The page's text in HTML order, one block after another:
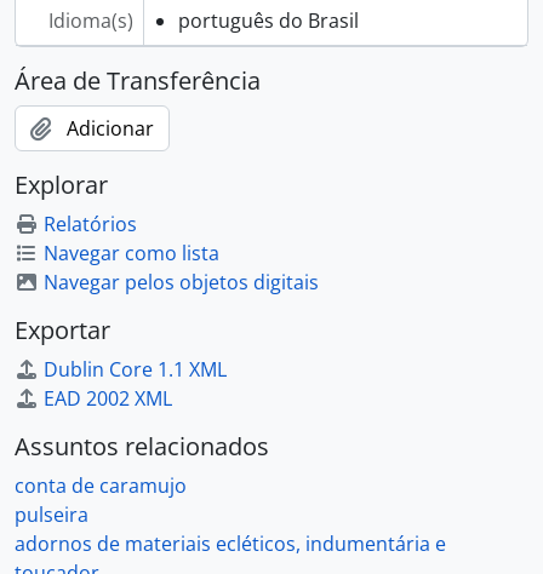
Idioma(s) português do Brasil
Área de Transferência
Adicionar
Explorar
Relatórios
Navegar como lista
Navegar pelos objetos digitais
Exportar
Dublin Core 1.1 XML
EAD 2002 XML
Assuntos relacionados
conta de caramujo
pulseira
adornos de materiais ecléticos, indumentária e